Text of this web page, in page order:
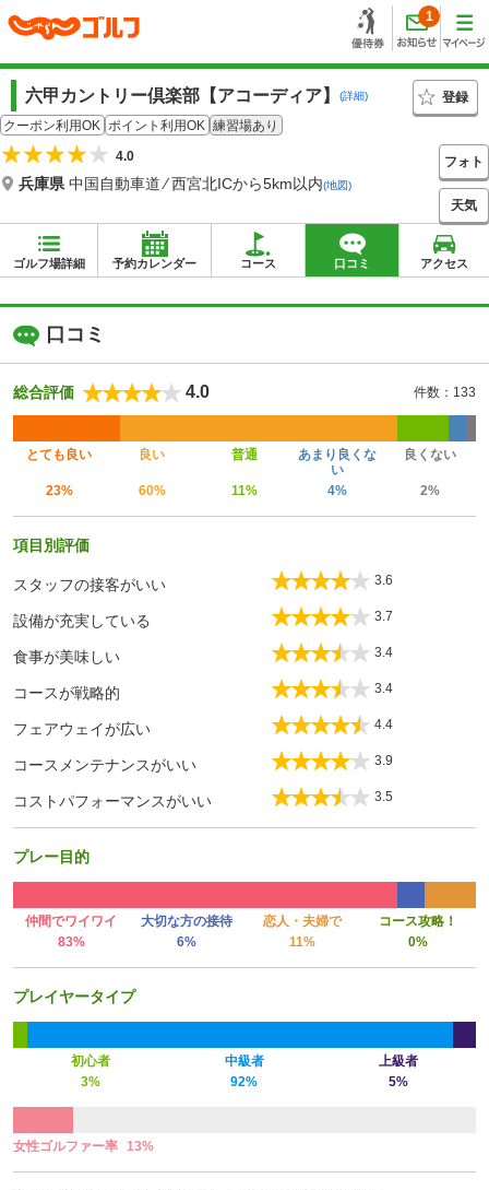
1
六甲カントリー倶楽部【アコーディア】 (詳細)
登録
クーポン利用OK ポイント利用OK 練習場あり
4.0
兵庫県 中国自動車道 ⁄ 西宮北ICから5km以内(地図)
フォト
天気
ゴルフ場詳細 予約カレンダー コース 口コミ アクセス
口コミ
総合評価 4.0 件数：133
とても良い 良い 普通
あまり良くな
い
良くない
23% 60% 11% 4% 2%
項目別評価
スタッフの接客がいい 3.6
設備が充実している 3.7
食事が美味しい 3.4
コースが戦略的 3.4
フェアウェイが広い 4.4
コースメンテナンスがいい 3.9
コストパフォーマンスがいい 3.5
プレー目的
仲間でワイワイ 大切な方の接待 恋人・夫婦で
コース攻略！
83%
6% 11% 0%
プレイヤータイプ
初心者 中級者
上級者
3%
92% 5%
女性ゴルファー率 13%